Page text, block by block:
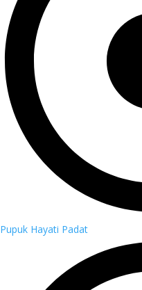
Pupuk Hayati Padat